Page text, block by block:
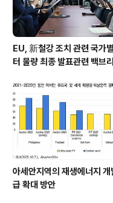
EU, 新철강 조치 관련 국가
터 물량 최종 발표관련 백브
아세안지역의 재생에너지 개
급 확대 방안